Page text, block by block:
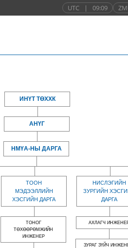
UTC | 09:09
ИНҮТ ТӨХХК
АНҮГ
НМҮА-НЫ ДАРГА
ТООН
МЭДЭЭЛЛИЙН
ХЭСГИЙН ДАРГА
ТОНОГ
ТӨХӨӨРӨМЖИЙН
ИНЖЕНЕР
НИСЛЭГИЙН
ЗУРГИЙН
ДАРГА
АХЛАГЧ
ЗУРАГ ЗҮЙЧ